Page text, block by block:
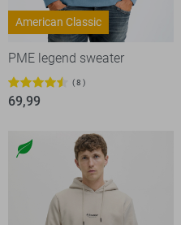
American Classic
PME legend sweater
8
69,99